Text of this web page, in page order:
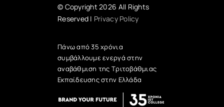
© Copyright 2026 All Rights
Reserved | Privacy Policy
Πάνω από 35 χρόνια
συμβάλλουμε ενεργά στην
αναβάθμιση της Τριτοβάθμιας
Εκπαίδευσης στην Ελλάδα